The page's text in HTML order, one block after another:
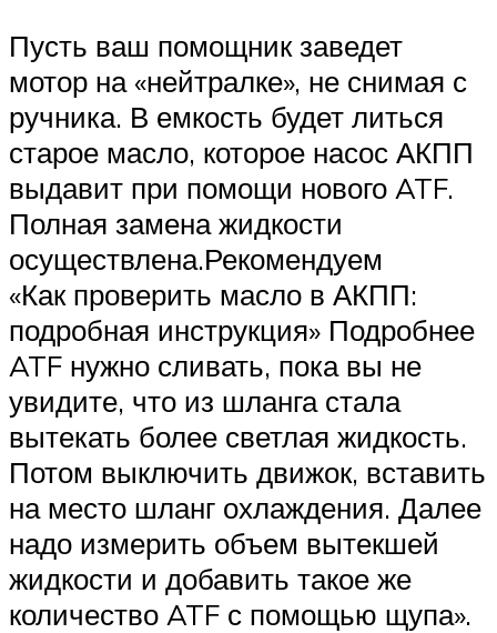
Пусть ваш помощник заведет
мотор на «нейтралке», не снимая с
ручника. В емкость будет литься
старое масло, которое насос АКПП
выдавит при помощи нового ATF.
Полная замена жидкости
осуществлена.Рекомендуем
«Как проверить масло в АКПП:
подробная инструкция» Подробнее
ATF нужно сливать, пока вы не
увидите, что из шланга стала
вытекать более светлая жидкость.
Потом выключить движок, вставить
на место шланг охлаждения. Далее
надо измерить объем вытекшей
жидкости и добавить такое же
количество ATF с помощью щупа».